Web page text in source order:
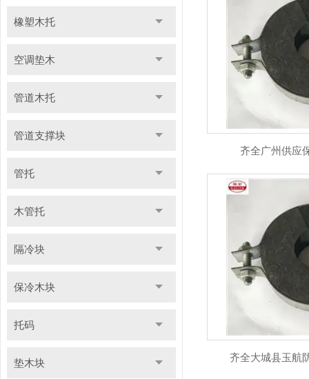
橡塑木托
空调垫木
管道木托
管道支撑块
管托
木管托
隔冷块
保冷木块
托码
垫木块
齐全广州供应
齐全大城县玉航